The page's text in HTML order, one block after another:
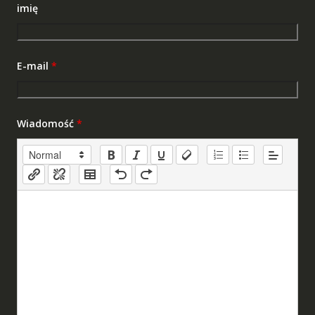
imię
E-mail *
Wiadomość *